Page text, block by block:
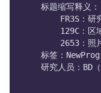
    标题缩写释义：
FR3S：研
129C：区
2653：照
标签：
研究人员：BD